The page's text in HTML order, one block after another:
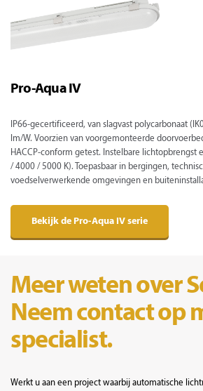
Pro-Aqua IV
IP66-gecertificeerd, van slagvast polycarbonaat
lm/W. Voorzien van voorgemonteerde
HACCP-conform getest. Instelbare lichtopbrengst
/ 4000 / 5000 K). Toepasbaar in bergingen,
voedselverwerkende omgevingen en
Bekijk de Pro-Aqua IV serie
Meer weten over
Neem contact op
specialist.
Werkt u aan een project waarbij automatische